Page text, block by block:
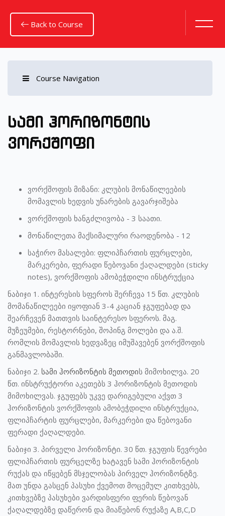
Back to Course
Course Navigation
გადადი მთავარ შინაარსზე
სამი ჰორიზონტის
ვორქშოფი
ვორქშოფის მიზანი: კლუბის მონაწილეების
მომავლის ხედვის უნარების გავარჯიშება
ვორქშოფის ხანგძლივობა - 3 საათი.
მონაწილეთა მაქსიმალური რაოდენობა - 12
საჭირო მასალები: ფლიპჩართის ფურცლები,
მარკერები, ფერადი წებოვანი ქაღალდები (sticky
notes), ვორქშოფის ამობეჭდილი ინსტრუქცია
ნაბიჯი 1. ინტერესის სფეროს შერჩევა 15 წთ. კლუბის
მომანაწილეები იყოფიან 3-4 კაციან ჯგუფებად და
შეარჩევენ მათთვის საინტერესო სფეროს. მაგ.
მუზეუმები, რესტორნები, შოპინგ მოლები და ა.შ.
რომლის მომავლის ხედვაზეც იმუშავებენ ვორქშოფის
განმავლობაში.
ნაბიჯი 2. სამი ჰორიზონტის მეთოდის მიმოხილვა. 20
წთ. ინსტრუქტორი აკეთებს 3 ჰორიზონტის მეთოდის
მიმოხილვას. ჯგუფებს უკვე დარიგებული აქვთ 3
ჰორიზონტის ვორქშოფის ამობეჭდილი ინსტრუქცია,
ფლიპჩარტის ფურცლები, მარკერები და წებოვანი
ფერადი ქაღალდები.
ნაბიჯი 3. პირველი ჰორიზონტი. 30 წთ. ჯგუფის წევრები
ფლიპჩართის ფურცელზე ხატავენ სამი ჰორიზონტის
რუქას და იწყებენ მსჯელობას პირველ ჰორიზონტზე.
მათ უნდა გასცენ პასუხი ქვემოთ მოცემულ კითხვებს,
კითხვებზე პასუხები ვარდისფერი ფერის წებოვან
ქაღალდებზე დაწერონ და მიაწებონ რუქაზე A,B,C,D